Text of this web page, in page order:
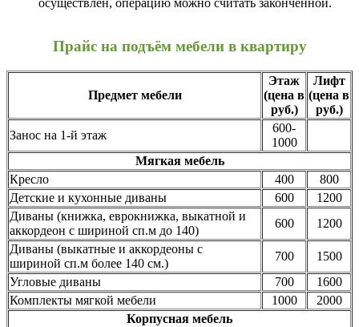
Прайс на подъём мебели в квартиру
Предмет мебели
Этаж
(цена в
руб.)
Лифт
(цена в
руб.)
Занос на 1-й этаж
600-
1000
Мягкая мебель
Кресло
400
800
Детские и кухонные диваны
600
1200
Диваны (книжка, еврокнижка, выкатной и
аккордеон с шириной сп.м до 140)
600
1200
Диваны (выкатные и аккордеоны с
шириной сп.м более 140 см.)
700
1500
Угловые диваны
700
1600
Комплекты мягкой мебели
1000
2000
Корпусная мебель